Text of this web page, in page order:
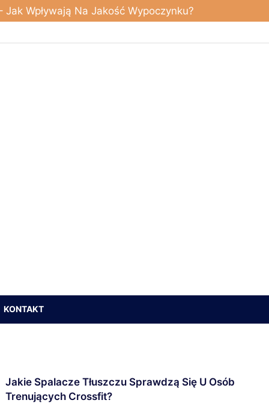
Jak Wpływają Na Jakość Wypoczynku?
KONTAKT
Jakie Spalacze Tłuszczu Sprawdzą Się U Osób
Trenujących Crossfit?